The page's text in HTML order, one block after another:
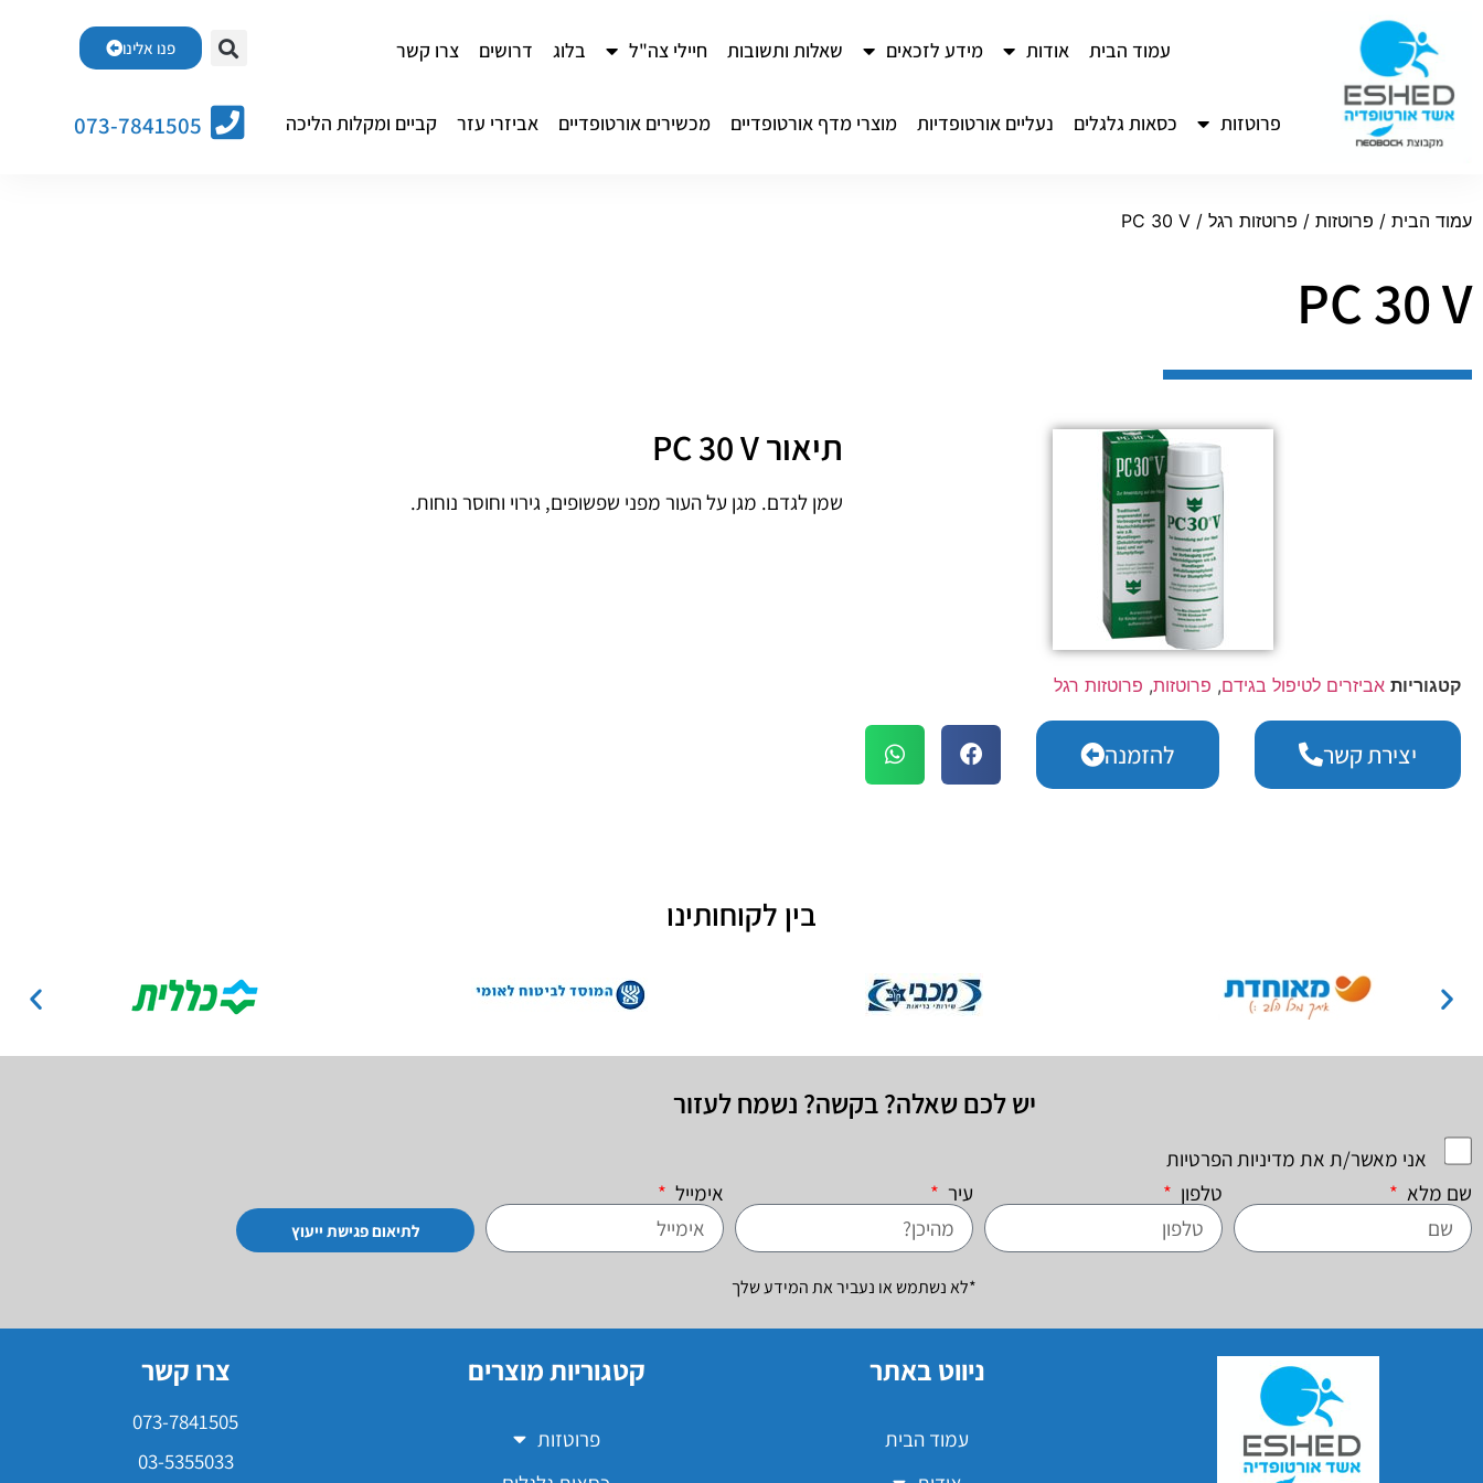
עמוד הבית אודות מידע לזכאים שאלות ותשובות חיילי צה"ל בלוג דרושים צרו קשר
פרוטזות כסאות גלגלים נעליים אורטופדיות מוצרי מדף אורטופדיים מכשירים אורטופדיים אביזרי עזר קביים ומקלות הליכה
פנו אלינו
073-7841505
עמוד הבית / פרוטזות / פרוטזות רגל / PC 30 V
PC 30 V
קטגוריות אביזרים לטיפול בגידם, פרוטזות, פרוטזות רגל
יצירת קשר להזמנה
תיאור PC 30 V
שמן לגדם. מגן על העור מפני שפשופים, גירוי וחוסר נוחות.
בין לקוחותינו
יש לכם שאלה? בקשה? נשמח לעזור
אני מאשר/ת את מדיניות הפרטיות
שם מלא
טלפון עיר אימייל
לתיאום פגישת ייעוץ
*לא נשתמש או נעביר את המידע שלך
ניווט באתר
עמוד הבית
קטגוריות מוצרים
פרוטזות
צרו קשר
073-7841505
03-5355033